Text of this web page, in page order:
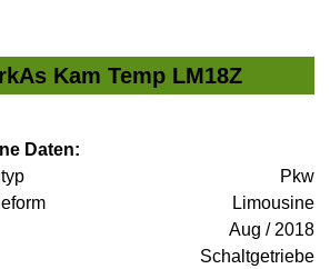
Kam Temp LM18Z
Daten:
Pkw
Limousine
Aug / 2018
Schaltgetriebe